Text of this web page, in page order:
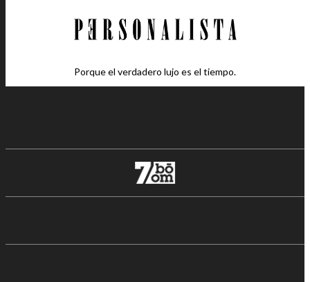
Porque el verdadero lujo es el tiempo.